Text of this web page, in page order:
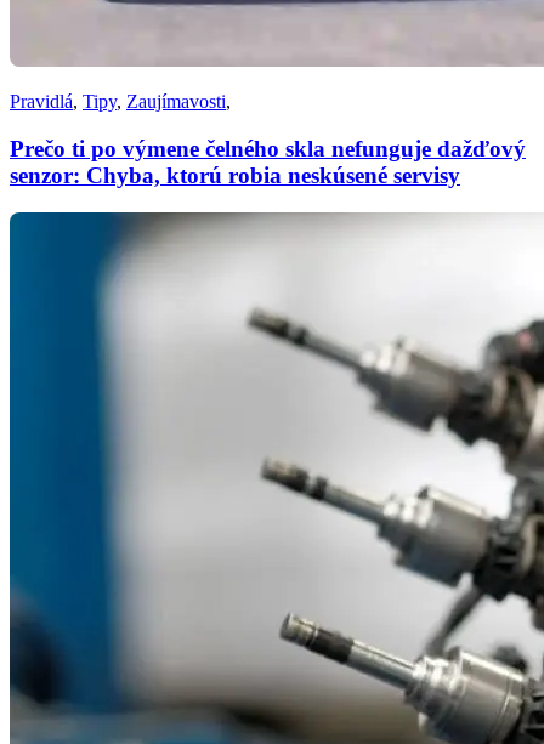
Pravidlá, Tipy, Zaujímavosti,
Prečo ti po výmene čelného skla nefunguje dažďový
senzor: Chyba, ktorú robia neskúsené servisy